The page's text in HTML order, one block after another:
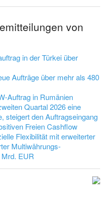
von
in der Türkei über
Aufträge über mehr als 480
Auftrag in Rumänien
Quartal 2026 eine
steigert den Auftragseingang
Freien Cashflow
Flexibilität mit erweiterter
Multiwährungs-
EUR